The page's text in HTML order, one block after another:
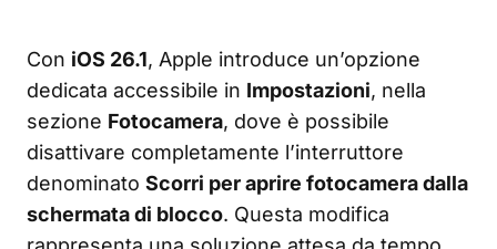
Con iOS 26.1, Apple introduce un’opzione
dedicata accessibile in Impostazioni, nella
sezione Fotocamera, dove è possibile
disattivare completamente l’interruttore
denominato Scorri per aprire fotocamera dalla
schermata di blocco. Questa modifica